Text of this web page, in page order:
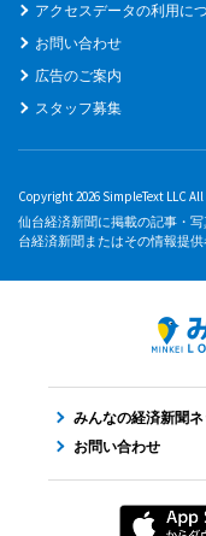
アクセスデータの利用に
お問い合わせ
広告のご案内
スタッフ募集
Copyright 2026 SimpleText LLC
仙台経済新聞に掲載の記事・
台経済新聞またはその情報提供
みんなの経済新聞
お問い合わせ